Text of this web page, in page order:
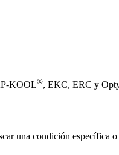
KOOL®, EKC, ERC y
una condición específica